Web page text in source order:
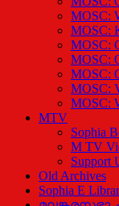
MOSC:
MOSC:
MOSC:
MOSC:
MOSC:
MOSC:
MOSC:
MTV
Sophia
M TV
Support
Old Archives
Sophia E